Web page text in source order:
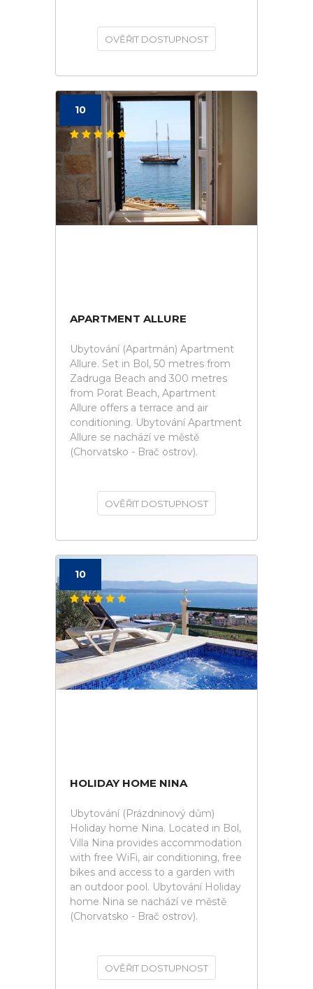
OVĚŘIT DOSTUPNOST
10
APARTMENT ALLURE
Ubytování (Apartmán) Apartment
Allure. Set in Bol, 50 metres from
Zadruga Beach and 300 metres
from Porat Beach, Apartment
Allure offers a terrace and air
conditioning. Ubytování Apartment
Allure se nachází ve městě
(Chorvatsko - Brač ostrov).
OVĚŘIT DOSTUPNOST
10
HOLIDAY HOME NINA
Ubytování (Prázdninový dům)
Holiday home Nina. Located in Bol,
Villa Nina provides accommodation
with free WiFi, air conditioning, free
bikes and access to a garden with
an outdoor pool. Ubytování Holiday
home Nina se nachází ve městě
(Chorvatsko - Brač ostrov).
OVĚŘIT DOSTUPNOST